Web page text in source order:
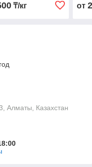
₸/кг от
Алматы, Казахстан